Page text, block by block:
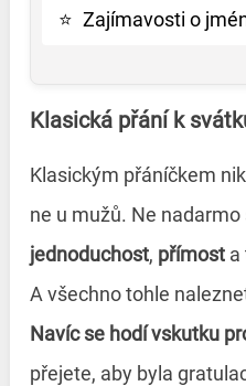
⭐ Zajímavosti o
Klasická přání k
Klasickým přáníčkem
ne u mužů. Ne
jednoduchost, přímosta
A všechno tohle
Navíc se hodí vskutku
přejete, aby byla